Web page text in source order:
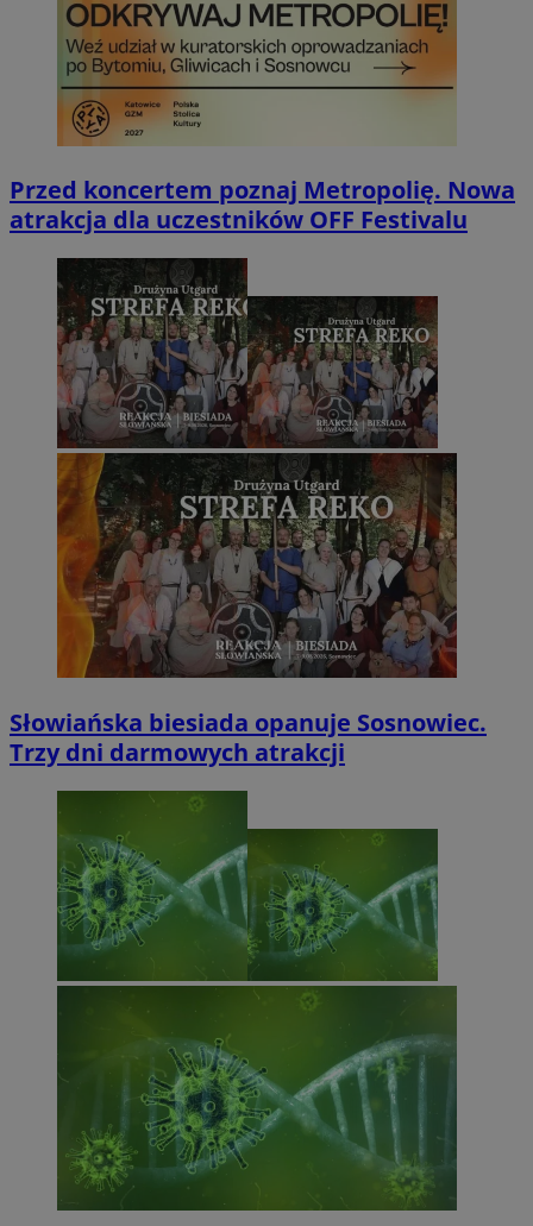
Przed koncertem poznaj Metropolię. Nowa
atrakcja dla uczestników OFF Festivalu
Słowiańska biesiada opanuje Sosnowiec.
Trzy dni darmowych atrakcji